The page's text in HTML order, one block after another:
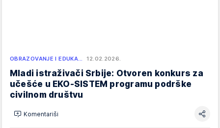
OBRAZOVANJE I EDUKA… 12.02.2026.
Mladi istraživači Srbije: Otvoren konkurs za
učešće u EKO-SISTEM programu podrške
civilnom društvu
Komentariši